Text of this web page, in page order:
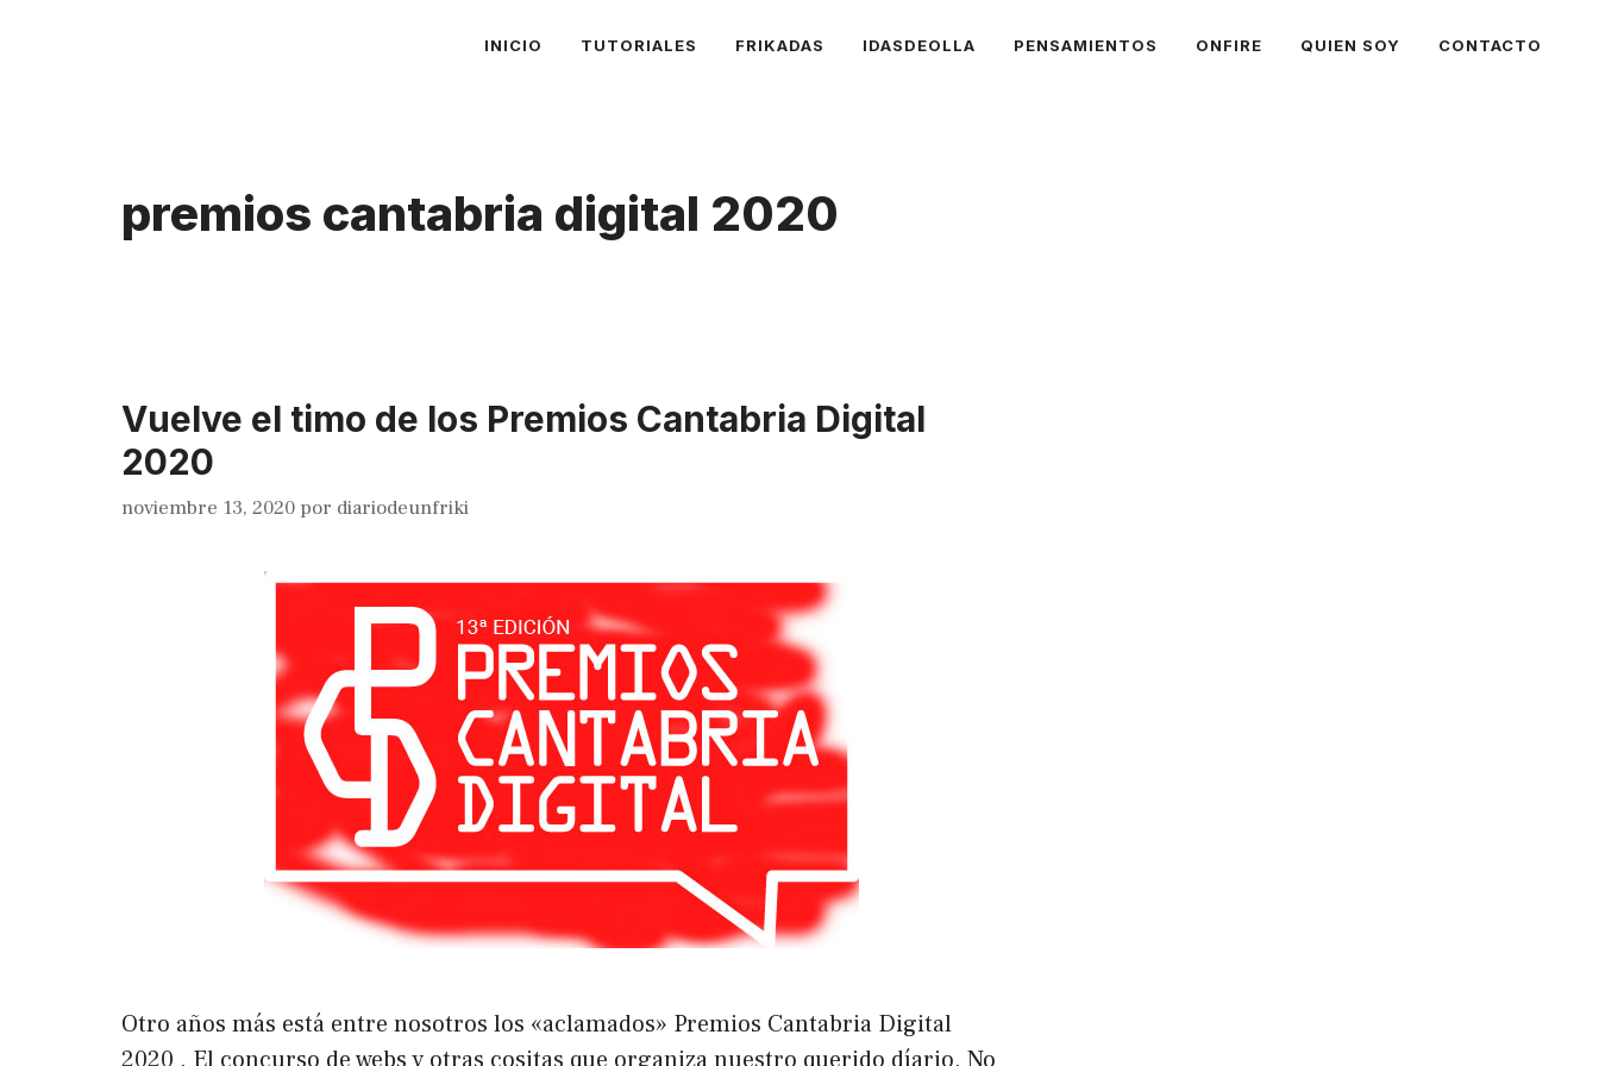
INICIO TUTORIALES FRIKADAS IDASDEOLLA PENSAMIENTOS ONFIRE QUIEN SOY CONTACTO
premios cantabria digital 2020
Vuelve el timo de los Premios Cantabria Digital
2020
noviembre 13, 2020 por diariodeunfriki
Otro años más está entre nosotros los «aclamados» Premios Cantabria Digital
2020 . El concurso de webs y otras cositas que organiza nuestro querido díario. No